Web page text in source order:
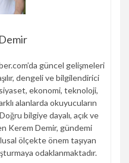
güncel gelişmeleri
dengeli ve bilgilendirici
ekonomi, teknoloji,
alanlarda okuyucuların
bilgiye dayalı, açık ve
Kerem Demir, gündemi
ölçekte önem taşıyan
odaklanmaktadır.